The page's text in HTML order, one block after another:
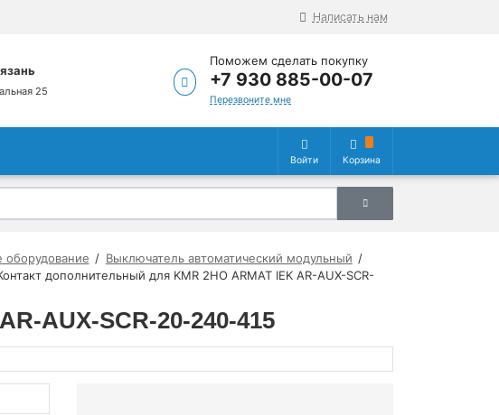
Написать нам
25
Поможем сделать покупку
+7 930 885-00-07
Перезвоните мне
Войти Корзина
оборудование
Выключатель автоматический модульный
дополнительный для KMR 2НО ARMAT IEK AR-AUX-SCR-
AUX-SCR-20-240-415